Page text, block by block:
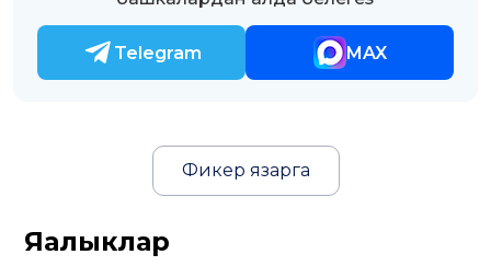
Telegram MAX
Фикер язарга
Яңалыклар